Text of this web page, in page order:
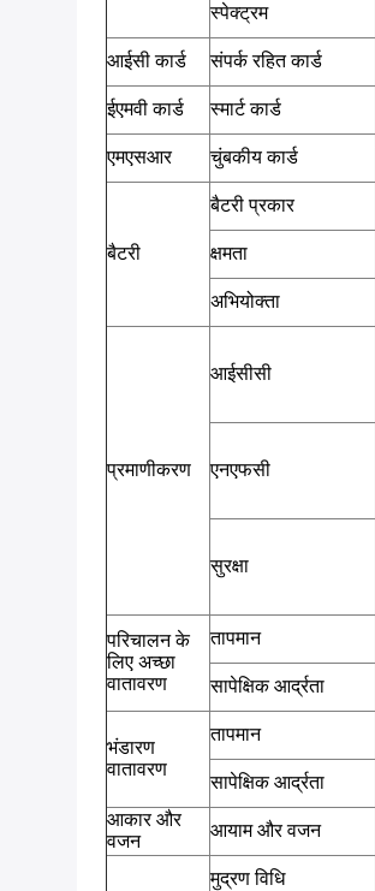
स्पेक्ट्रम
आईसी कार्ड संपर्क रहित कार्ड
ईएमवी कार्ड
स्मार्ट कार्ड
एमएसआर चुंबकीय कार्ड
बैटरी
बैटरी प्रकार
क्षमता
अभियोक्ता
प्रमाणीकरण
आईसीसी
एनएफसी
सुरक्षा
परिचालन के
लिए अच्छा
वातावरण
तापमान
सापेक्षिक आर्द्रता
भंडारण
वातावरण
तापमान
सापेक्षिक आर्द्रता
आकार और
वजन
आयाम और वजन
मुद्रण विधि